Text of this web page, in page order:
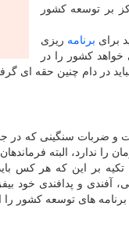
بر توسعه کشور
برای برنامه ریزی
کشور را در
در دام چنین حقه ای
ندارد، البته
تکیه بر این که هر کس
آفندی و پدافندی خود
برنامه های توسعه کشور را